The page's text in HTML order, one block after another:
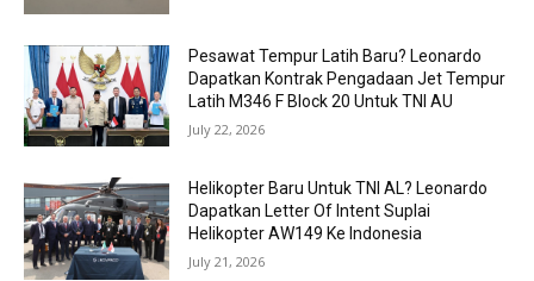
Pesawat Tempur Latih Baru? Leonardo
Dapatkan Kontrak Pengadaan Jet Tempur
Latih M346 F Block 20 Untuk TNI AU
July 22, 2026
Helikopter Baru Untuk TNI AL? Leonardo
Dapatkan Letter Of Intent Suplai
Helikopter AW149 Ke Indonesia
July 21, 2026